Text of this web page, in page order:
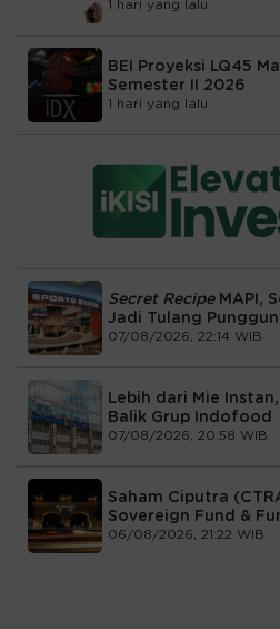
1 hari yang lalu
BEI Proyeksi LQ45
Semester II 2026
1 hari yang lalu
Secret RecipeMAPI,
Jadi Tulang
07/08/2026, 22:14 WIB
Lebih dari Mie
Balik Grup Indofood
07/08/2026, 20:58 WIB
Saham Ciputra
Sovereign Fund &
06/08/2026, 21:22 WIB